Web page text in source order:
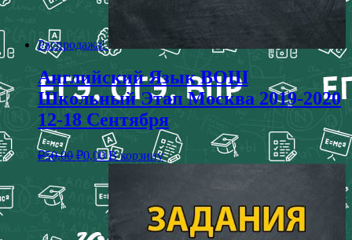
Распродажа!
Английский Язык ВОШ
Школьный Этап Москва 2019-2020
12-18 Сентября
₽50,00 ₽0,00 В корзину